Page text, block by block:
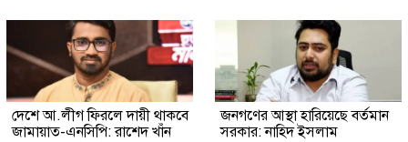
দেশে আ.লীগ ফিরলে দায়ী থাকবে
জামায়াত-এনসিপি: রাশেদ খাঁন
জনগণের আস্থা হারিয়েছে বর্তমান
সরকার: নাহিদ ইসলাম